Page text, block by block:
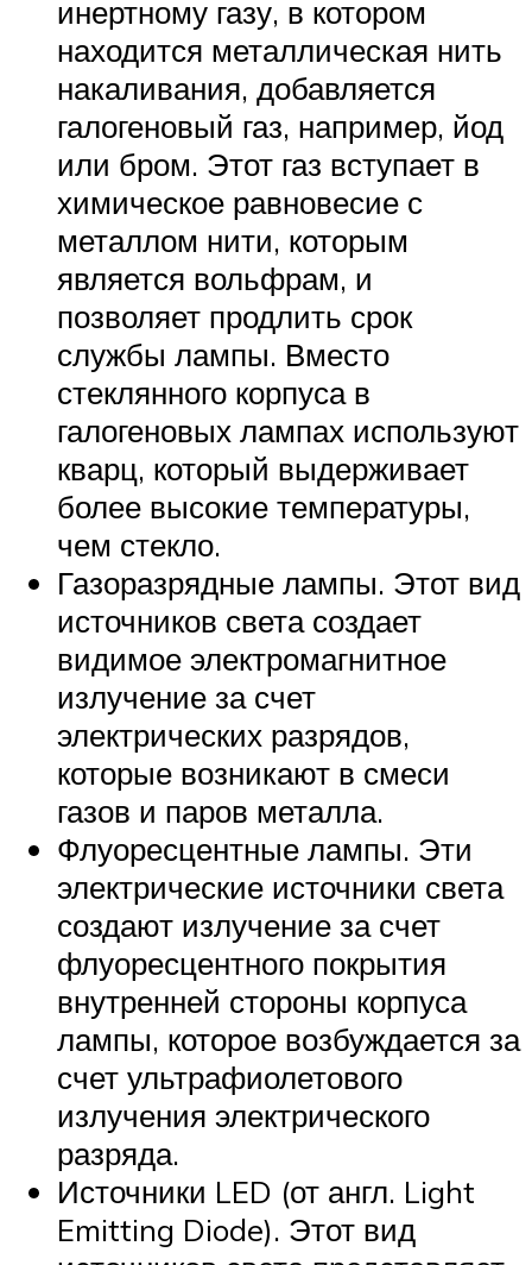
инертному газу, в котором
находится металлическая нить
накаливания, добавляется
галогеновый газ, например, йод
или бром. Этот газ вступает в
химическое равновесие с
металлом нити, которым
является вольфрам, и
позволяет продлить срок
службы лампы. Вместо
стеклянного корпуса в
галогеновых лампах используют
кварц, который выдерживает
более высокие температуры,
чем стекло.
Газоразрядные лампы. Этот вид
источников света создает
видимое электромагнитное
излучение за счет
электрических разрядов,
которые возникают в смеси
газов и паров металла.
Флуоресцентные лампы. Эти
электрические источники света
создают излучение за счет
флуоресцентного покрытия
внутренней стороны корпуса
лампы, которое возбуждается за
счет ультрафиолетового
излучения электрического
разряда.
Источники LED (от англ. Light
Emitting Diode). Этот вид